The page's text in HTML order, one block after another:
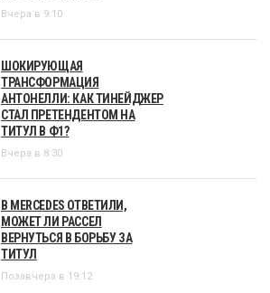
Вчера в 9:10
ШОКИРУЮЩАЯ
ТРАНСФОРМАЦИЯ
АНТОНЕЛЛИ: КАК ТИНЕЙДЖЕР
СТАЛ ПРЕТЕНДЕНТОМ НА
ТИТУЛ В Ф1?
Вчера в 8:30
В MERCEDES ОТВЕТИЛИ,
МОЖЕТ ЛИ РАССЕЛ
ВЕРНУТЬСЯ В БОРЬБУ ЗА
ТИТУЛ
Позавчера в 19:12